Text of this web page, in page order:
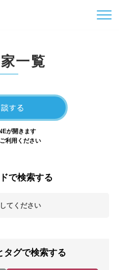
一覧
する
が開きます
利用ください
で検索する
タグで検索する